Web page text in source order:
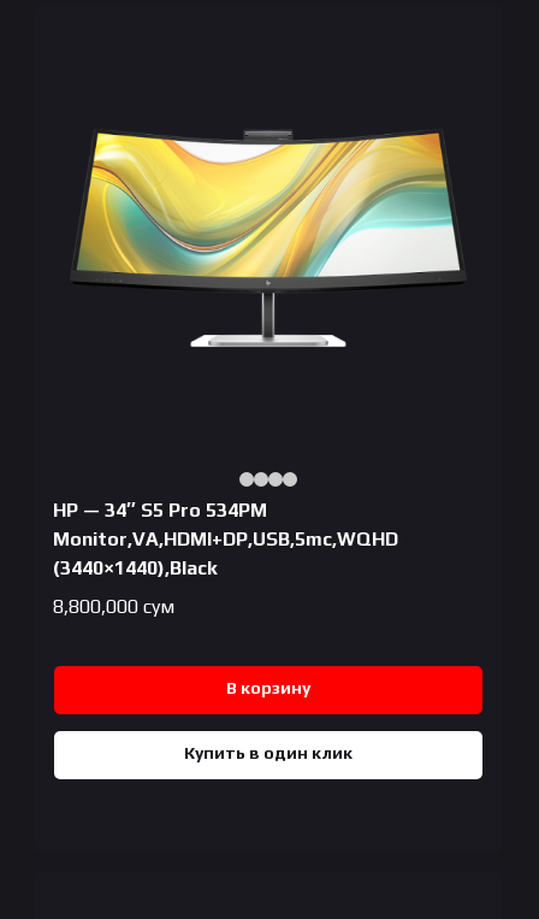
HP — 34″ S5 Pro 534PM
Monitor,VA,HDMI+DP,USB,5mc,WQHD
(3440×1440),Black
8,800,000 сум
В корзину
Купить в один клик